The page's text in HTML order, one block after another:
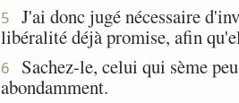
5
J'ai donc jugé nécessaire
libéralité déjà promise, afin
6
Sachez-le, celui qui sème
abondamment.